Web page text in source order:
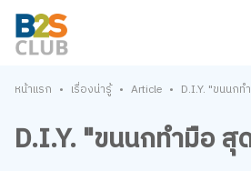
หน้าแรก • เรื่องน่ารู้ • Article • D.I.Y. "ขนนกท
D.I.Y. "ขนนกทำมือ สุ